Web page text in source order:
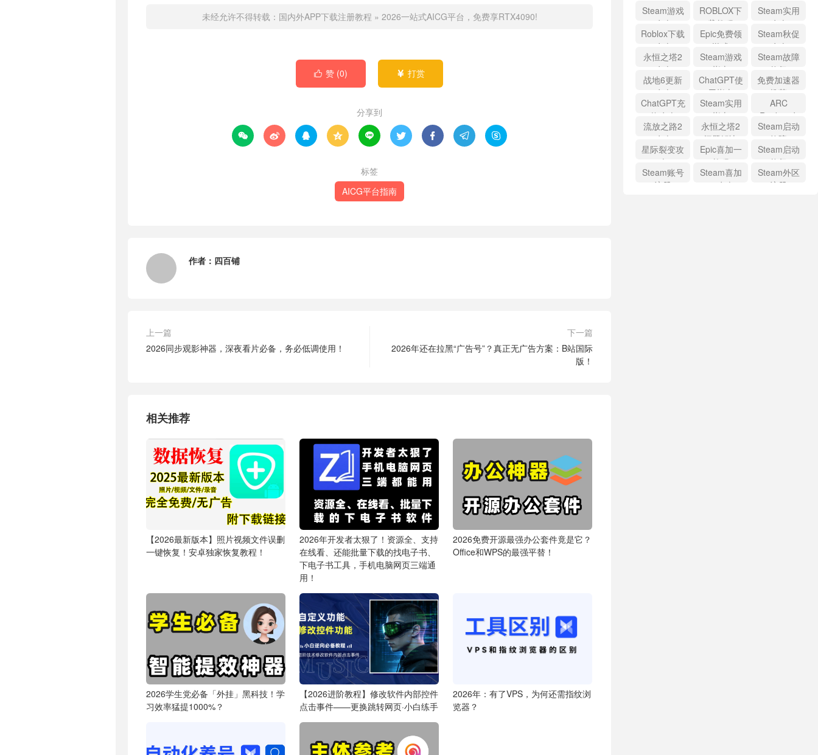
未经允许不得转载： 国内外APP下载注册教程 » 2026一站式AICG平台，免费享RTX4090!
 赞 (0)  打赏
分享到
        
标签
AICG平台指南
作者： 四百铺
上一篇
2026同步观影神器，深夜看片必备，务必低调使用！
下一篇
2026年还在拉黑“广告号”？真正无广告方案：B站国际
版！
相关推荐
【2026最新版本】照片视频文件误删
一键恢复！安卓独家恢复教程！
2026年开发者太狠了！资源全、支持
在线看、还能批量下载的找电子书、
下电子书工具，手机电脑网页三端通
用！
2026免费开源最强办公套件竟是它？
Office和WPS的最强平替！
2026学生党必备「外挂」黑科技！学
习效率猛提1000%？
【2026进阶教程】修改软件内部控件
点击事件——更换跳转网页·小白练手
2026年：有了VPS，为何还需指纹浏
览器？
Steam游戏
攻略
ROBLOX下
载教程
Steam实用
攻略
Roblox下载
攻略
Epic免费领
游戏
Steam秋促
攻略
永恒之塔2
攻略
Steam游戏
指南
Steam故障
修复
战地6更新
攻略
ChatGPT使
用指南
免费加速器
推荐
ChatGPT充
值攻略
Steam实用
指南
ARC
Raiders攻
略
流放之路2
攻略
永恒之塔2
问题解决
Steam启动
故障
星际裂变攻
略
Epic喜加一
教程
Steam启动
修复
Steam账号
注册
Steam喜加
一攻略
Steam外区
注册